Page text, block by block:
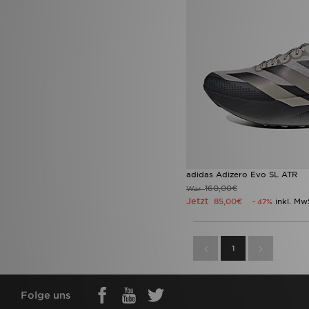
adidas Adizero Evo SL ATR
War160,00€
Jetzt 85,00€ - 47% inkl.
1
Folge uns